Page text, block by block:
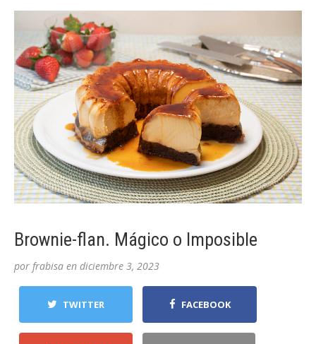
Brownie-flan. Mágico o Imposible
por frabisa en diciembre 3, 2023
TWITTER FACEBOOK